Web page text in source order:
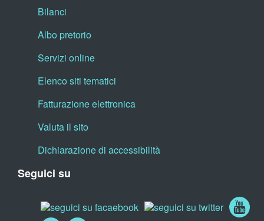
Bilanci
Albo pretorio
Servizi online
Elenco siti tematici
Fatturazione elettronica
Valuta il sito
Dichiarazione di accessibilità
Seguici su